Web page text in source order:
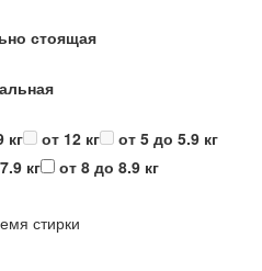
стоящая
кг от 12 кг
от 5 до 5.9 кг
кг
от 8 до 8.9 кг
стирки